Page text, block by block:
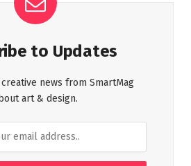
to Updates
news from SmartMag
art & design.